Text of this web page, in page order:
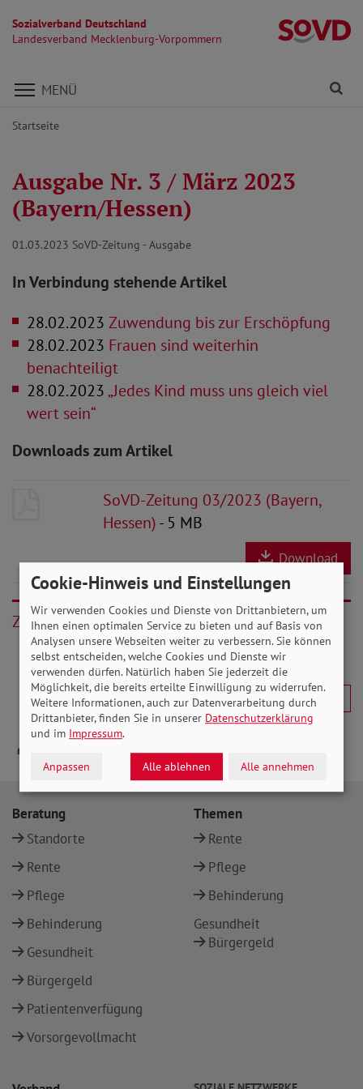
Sozialverband Deutschland
Landesverband Mecklenburg-Vorpommern
Direkt zu den Inhalten springen
MENÜ
Startseite
Ausgabe Nr. 3 / März 2023
(Bayern/Hessen)
01.03.2023 SoVD-Zeitung - Ausgabe
In Verbindung stehende Artikel
28.02.2023 Zuwendung bis zur Erschöpfung
28.02.2023 Frauen sind weiterhin
benachteiligt
28.02.2023 „Jedes Kind muss uns gleich viel
wert sein“
Downloads zum Artikel
SoVD-Zeitung 03/2023 (Bayern,
Hessen)- 5 MB
Download
Zurück
Beratung
Standorte
Rente
Pflege
Behinderung
Gesundheit
Bürgergeld
Patientenverfügung
Vorsorgevollmacht
Themen
Rente
Pflege
Behinderung
Gesundheit
Bürgergeld
Cookie-Hinweis und Einstellungen
Wir verwenden Cookies und Dienste von Drittanbietern, um
Ihnen einen optimalen Service zu bieten und auf Basis von
Analysen unsere Webseiten weiter zu verbessern. Sie können
selbst entscheiden, welche Cookies und Dienste wir
verwenden dürfen. Natürlich haben Sie jederzeit die
Möglichkeit, die bereits erteilte Einwilligung zu widerrufen.
Weitere Informationen, auch zur Datenverarbeitung durch
Drittanbieter, finden Sie in unserer Datenschutzerklärung
und im Impressum.
Anpassen Alle ablehnen Alle annehmen